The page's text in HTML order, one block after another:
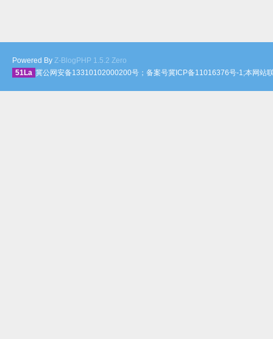
Powered By Z-BlogPHP 1.5.2 Zero
51La 冀公网安备13310102000200号；备案号冀ICP备11016376号-1;本网站